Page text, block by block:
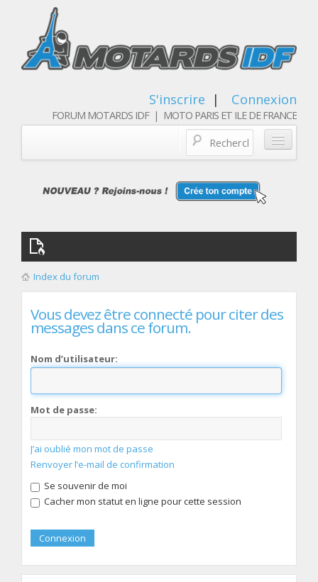
S'inscrire | Connexion
FORUM MOTARDS IDF | MOTO PARIS ET ILE DE FRANCE
Qui sommes nous
Les membres
Index du forum
Vous devez être connecté pour citer des
messages dans ce forum.
Nom d’utilisateur:
Mot de passe:
J’ai oublié mon mot de passe
Renvoyer l’e-mail de confirmation
Se souvenir de moi
Cacher mon statut en ligne pour cette session